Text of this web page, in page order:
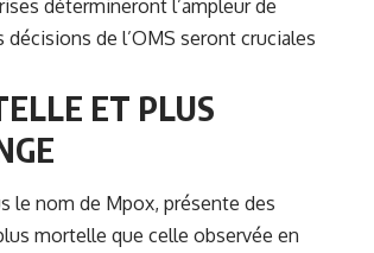
détermineront l’ampleur de
de l’OMS seront cruciales
ET PLUS
le nom de Mpox, présente des
mortelle que celle observée en